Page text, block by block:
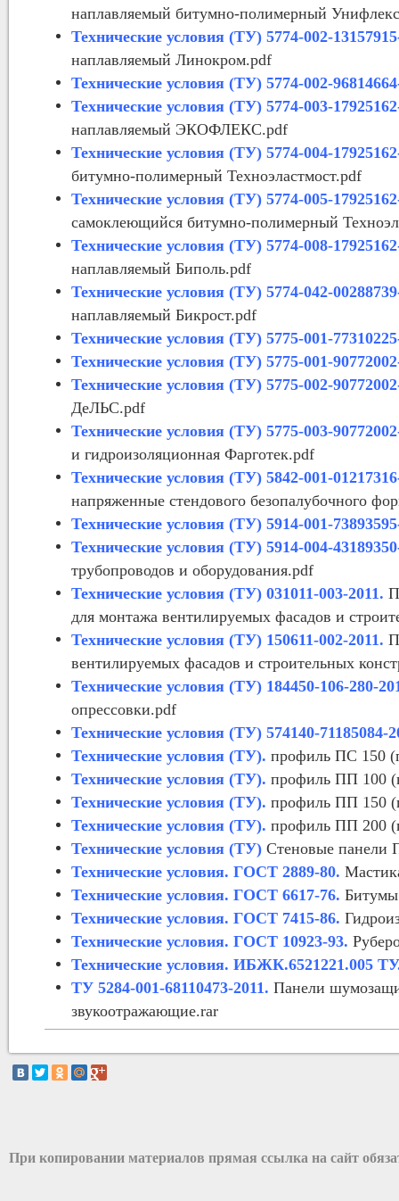
наплавляемый битумно-полимерный
Технические условия (ТУ) 5774-002-
наплавляемый Линокром.pdf
Технические условия (ТУ) 5774-002-
Технические условия (ТУ) 5774-003-
наплавляемый ЭКОФЛЕКС.pdf
Технические условия (ТУ) 5774-004-
битумно-полимерный Техноэластмост.pdf
Технические условия (ТУ) 5774-005-
самоклеющийся битумно-полимерный
Технические условия (ТУ) 5774-008-
наплавляемый Биполь.pdf
Технические условия (ТУ) 5774-042-
наплавляемый Бикрост.pdf
Технические условия (ТУ) 5775-001-
Технические условия (ТУ) 5775-001-
Технические условия (ТУ) 5775-002-
ДеЛЬС.pdf
Технические условия (ТУ) 5775-003-
и гидроизоляционная Фарготек.pdf
Технические условия (ТУ) 5842-001-
напряженные стендового безопалубочного
Технические условия (ТУ) 5914-001-
Технические условия (ТУ) 5914-004-
трубопроводов и оборудования.pdf
Технические условия (ТУ) 031011-003-2011.
для монтажа вентилируемых фасадов и
Технические условия (ТУ) 150611-002-2011.
вентилируемых фасадов и строительных
Технические условия (ТУ) 184450-106-280-
опрессовки.pdf
Технические условия (ТУ) 574140-71185084-
Технические условия (ТУ). профиль ПC 150
Технические условия (ТУ). профиль ПП 100
Технические условия (ТУ). профиль ПП 150
Технические условия (ТУ). профиль ПП 200
Технические условия (ТУ) Стеновые панели
Технические условия. ГОСТ 2889-80.
Технические условия. ГОСТ 6617-76. Битумы
Технические условия. ГОСТ 7415-86.
Технические условия. ГОСТ 10923-93.
Технические условия. ИБЖК.6521221.005
ТУ 5284-001-68110473-2011. Панели
звукоотражающие.rar
При копировании материалов прямая ссылка на сайт